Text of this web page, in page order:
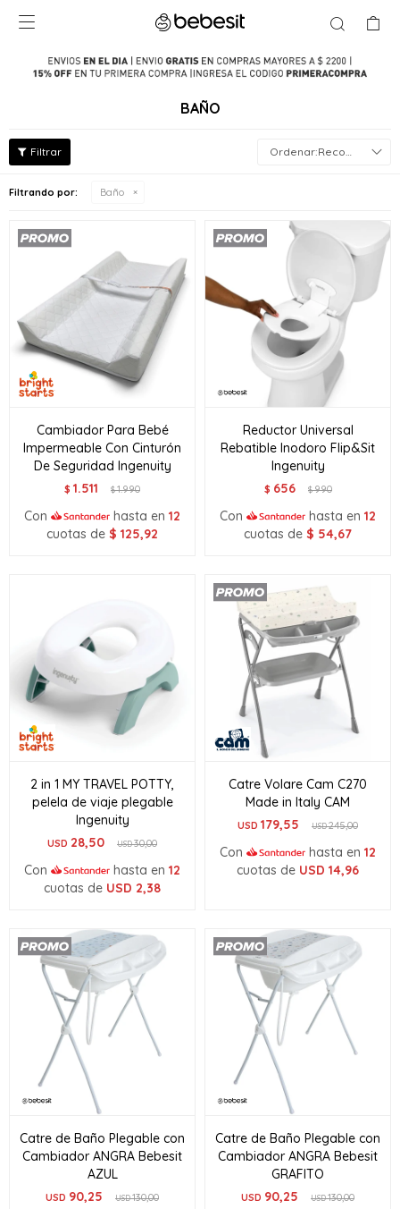

BAÑO
Recomendados
Filtrando por: Baño
Cambiador Para Bebé
Impermeable Con Cinturón
De Seguridad Ingenuity
$ 1.511 $1.990
Con hasta en 12
cuotas de $ 125,92
Reductor Universal
Rebatible Inodoro Flip&Sit
Ingenuity
$ 656 $990
Con hasta en 12
cuotas de $ 54,67
2 in 1 MY TRAVEL POTTY,
pelela de viaje plegable
Ingenuity
USD 28,50 USD30,00
Con hasta en 12
cuotas de USD 2,38
Catre Volare Cam C270
Made in Italy CAM
USD 179,55 USD245,00
Con hasta en 12
cuotas de USD 14,96
Catre de Baño Plegable con
Cambiador ANGRA Bebesit
AZUL
USD 90,25 USD130,00
Catre de Baño Plegable con
Cambiador ANGRA Bebesit
GRAFITO
USD 90,25 USD130,00